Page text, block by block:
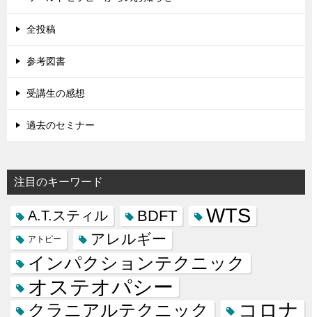
全投稿
参考図書
受講生の感想
過去のセミナー
注目のキーワード
A.T.スティル BDFT WTS
アトピー アレルギー
インパクションテクニック
オステオパシー
クラニアルテクニック コロナ